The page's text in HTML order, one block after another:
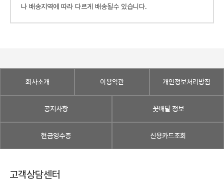
나 배송지역에 따라 다르게 배송될수 있습니다.
회사소개 이용약관 개인정보처리방침
공지사항 꽃배달 정보
현금영수증 신용카드조회
고객상담센터